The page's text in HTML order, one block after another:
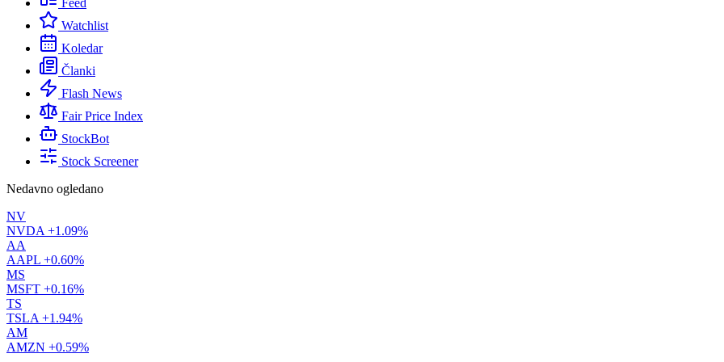
Feed
Watchlist
Koledar
Članki
Flash News
Fair Price Index
StockBot
Stock Screener
Nedavno ogledano
NV
NVDA +1.09%
AA
AAPL +0.60%
MS
MSFT +0.16%
TS
TSLA +1.94%
AM
AMZN +0.59%